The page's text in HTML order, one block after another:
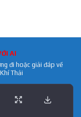
AI
đi hoặc giải đáp về
Thải